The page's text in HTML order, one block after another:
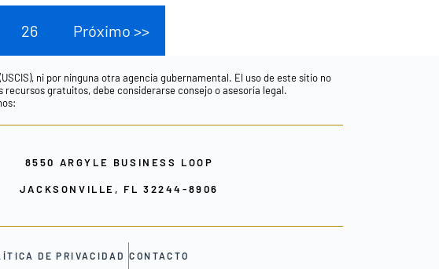
26 Próximo >>
ni por ninguna otra agencia gubernamental. El uso de este sitio no
gratuitos, debe considerarse consejo o asesoría legal.
8550 ARGYLE BUSINESS LOOP
JACKSONVILLE, FL 32244-8906
DE PRIVACIDAD CONTACTO